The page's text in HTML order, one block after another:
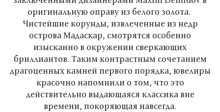
оригинальную оправу из белого золота.
Чистейшие корунды, извлеченные из недр
острова Мадаскар, смотрятся особенно
изысканно в окружении сверкающих
бриллиантов. Таким контрастным сочетанием
драгоценных камней первого порядка, ювелиры
красочно напомнили о том, что это
действительно выдающаяся классика вне
времени, покоряющая навсегда.